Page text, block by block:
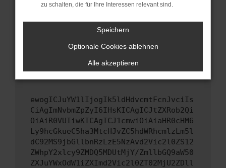
unterstützt werden.
Wende dich an den Webseitenbetreiber.
Wenn du alle oben genannten Schritte versucht
hast, kontaktiere uns bitte. Wir werden
versuchen, das Problem zu beheben. Du kannst
uns diesen Text schicken, um uns bei der
ewogICJuYW1lIjogIk5ldHdvcmtFcnJvciIs
CiAgImNvbmZpZyI6IHsKICAgICJtZXRob2Qi
OiAiR0VUIiwKICAgICJ1cmwiOiAiaHR0cHM6
Ly9hcGkueC5ha3MtcHJvZC5hdWRhcmlzLm5l
dC92MS9jbGllbnRzLzE5NzAvd2Vic2l0ZS12
ZWhpY2xlcy9ZMDQ5MDUtMjY/ZmllbGQ9aW50
ZXJuYWxOdW1iZXImd2Vic2l0ZT02MjU2ZDll
zu schalten, die für Ihre Interessen relevant sind.
Speichern
Optionale Cookies ablehnen
Alle akzeptieren